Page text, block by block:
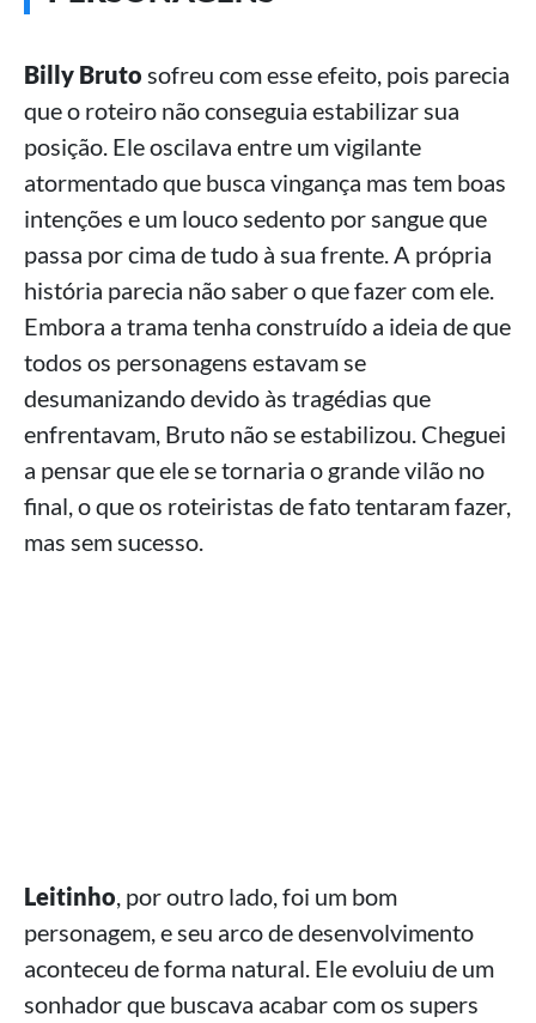
Billy Bruto sofreu com esse efeito, pois parecia
que o roteiro não conseguia estabilizar sua
posição. Ele oscilava entre um vigilante
atormentado que busca vingança mas tem boas
intenções e um louco sedento por sangue que
passa por cima de tudo à sua frente. A própria
história parecia não saber o que fazer com ele.
Embora a trama tenha construído a ideia de que
todos os personagens estavam se
desumanizando devido às tragédias que
enfrentavam, Bruto não se estabilizou. Cheguei
a pensar que ele se tornaria o grande vilão no
final, o que os roteiristas de fato tentaram fazer,
mas sem sucesso.
Leitinho, por outro lado, foi um bom
personagem, e seu arco de desenvolvimento
aconteceu de forma natural. Ele evoluiu de um
sonhador que buscava acabar com os supers